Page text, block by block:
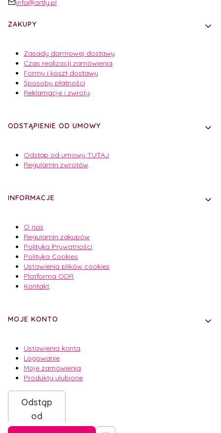
info@artly.pl
ZAKUPY
Zasady darmowej dostawy
Czas realizacji zamówienia
Formy i koszt dostawy
Sposoby płatności
Reklamacje i zwroty
ODSTĄPIENIE OD UMOWY
Odstąp od umowy TUTAJ
Regulamin zwrotów
INFORMACJE
O nas
Regulamin zakupów
Polityka Prywatności
Polityka Cookies
Ustawienia plików cookies
Platforma ODR
Kontakt
MOJE KONTO
Ustawienia konta
Logowanie
Moje zamówienia
Produkty ulubione
Odstąp
od
umowy